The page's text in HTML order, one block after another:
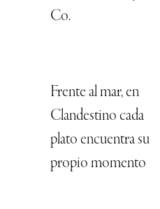
Co.
Frente al mar, en
Clandestino cada
plato encuentra su
propio momento